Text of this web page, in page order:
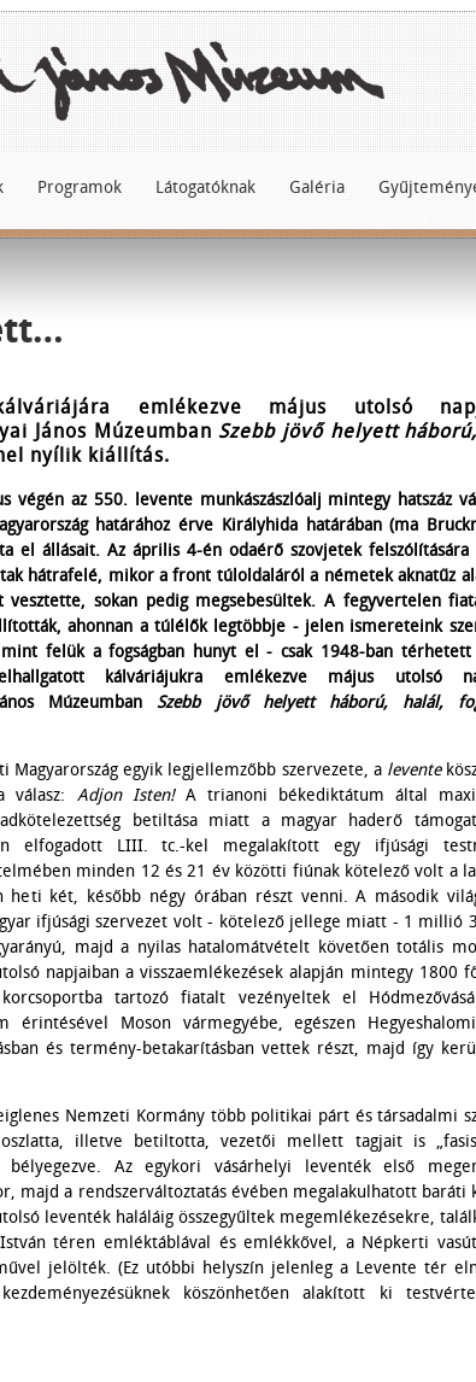
Programok Látogatóknak Galéria
emlékezve május utolsó
János Múzeumban Szebb jövő helyett
nyílik kiállítás.
végén az 550. levente munkászászlóalj mintegy hatszáz
határához érve Királyhida határában (ma
el állásait. Az április 4-én odaérő szovjetek felszólítására
hátrafelé, mikor a front túloldaláról a németek aknatűz
sokan pedig megsebesültek. A fegyvertelen
ahonnan a túlélők legtöbbje - jelen ismereteink
felük a fogságban hunyt el - csak 1948-ban térhetett
kálváriájukra emlékezve május utolsó
MúzeumbanSzebb jövő helyett háború, halál,
egyik legjellemzőbb szervezete, a levente
Adjon Isten!A trianoni békediktátum által
betiltása miatt a magyar haderő
elfogadott LIII. tc.-kel megalakított egy ifjúsági
minden 12 és 21 év közötti fiúnak kötelező volt a
heti két, később négy órában részt venni. A második
ifjúsági szervezet volt ‑ kötelező jellege miatt ‑ 1 millió
majd a nyilas hatalomátvételt követően totális
napjaiban a visszaemlékezések alapján mintegy 1800
tartozó fiatalt vezényeltek el
érintésével Moson vármegyébe, egészen
és termény-betakarításban vettek részt, majd így
Nemzeti Kormány több politikai párt és társadalmi
illetve betiltotta, vezetői mellett tagjait is
bélyegezve. Az egykori vásárhelyi leventék első
majd a rendszerváltoztatás évében megalakulhatott baráti
leventék haláláig összegyűltek megemlékezésekre,
téren emléktáblával és emlékkővel, a Népkerti
jelölték. (Ez utóbbi helyszín jelenleg a Levente tér
köszönhetően alakított ki